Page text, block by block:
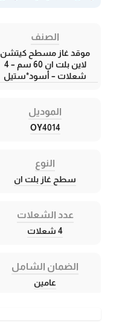
الصنف
موقد غاز مسطح كيتشن
لاين بلت ان 60 سم – 4
شعلات – أسود*ستيل
الموديل
OY4014
النوع
سطح غاز بلت ان
عدد الشعلات
4 شعلات
الضمان الشامل
عامين